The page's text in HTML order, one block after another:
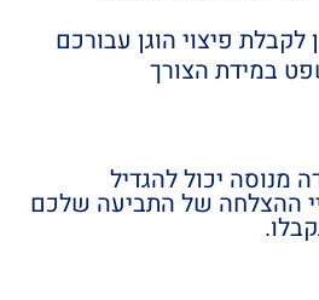
לקבלת פיצוי הוגן עבורכם
במידת הצורך
מנוסה יכול להגדיל
ההצלחה של התביעה שלכם